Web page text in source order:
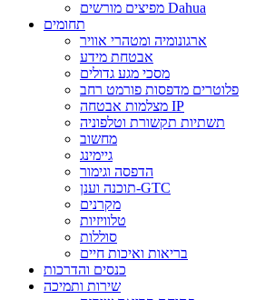
מפיצים מורשים Dahua
תחומים
ארגונומיה ומטהרי אוויר
אבטחת מידע
מסכי מגע גדולים
פלוטרים מדפסות פורמט רחב
מצלמות אבטחה IP
תשתיות תקשורת וטלפוניה
מחשוב
גיימינג
הדפסה וגימור
תוכנה וענן-GTC
מקרנים
טלוויזיות
סוללות
בריאות ואיכות חיים
כנסים והדרכות
שירות ותמיכה